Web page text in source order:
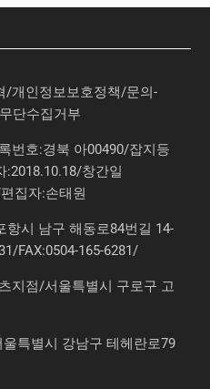
/개인정보보호정책/문의-
단수집거부
번호:경북 아00490/잡지등
:2018.10.18/창간일
집자:손태원
시 남구 해동로84번길 14-
FAX:0504-165-6281/
지점/서울특별시 구로구 고
특별시 강남구 테헤란로79